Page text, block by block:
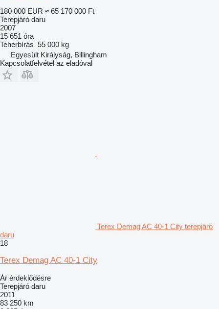
180 000 EUR ≈ 65 170 000 Ft
Terepjáró daru
2007
15 651 óra
Teherbírás 55 000 kg
Egyesült Királyság, Billingham
Kapcsolatfelvétel az eladóval
Terex Demag AC 40-1 City terepjáró
daru
18
Terex Demag AC 40-1 City
Ár érdeklődésre
Terepjáró daru
2011
83 250 km